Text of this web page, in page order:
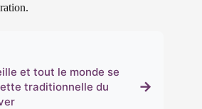
et tout le monde se
traditionnelle du
→